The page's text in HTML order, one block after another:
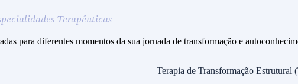
Terapêuticas
para diferentes momentos da sua jornada de transformação e
Terapia de Transformação Estrutural